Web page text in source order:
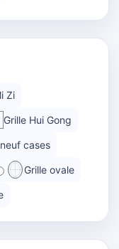
Zi
Grille Hui Gong
cases
Grille ovale